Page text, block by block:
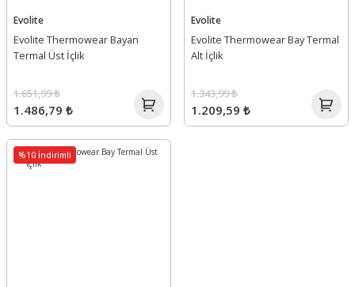
Evolite
Evolite Thermowear Bayan
Termal Üst İçlik
1.486,79 ₺
1.651,99 ₺
Evolite
Evolite Thermowear Bay Termal
Alt İçlik
1.209,59 ₺
1.343,99 ₺
%10 İndirimli